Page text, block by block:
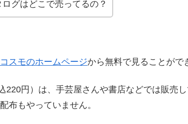
グはどこで売ってるの？
スモのホームページから無料で見ることがで
220円）は、手芸屋さんや書店などでは販売し
布もやっていません。